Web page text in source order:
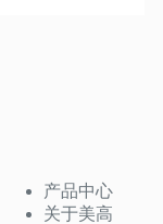
产品中心
关于美高